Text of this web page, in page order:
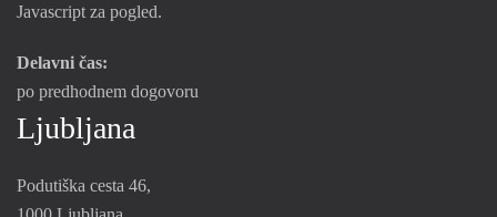
Javascript za pogled.
Delavni čas:
po predhodnem dogovoru
Ljubljana
Podutiška cesta 46,